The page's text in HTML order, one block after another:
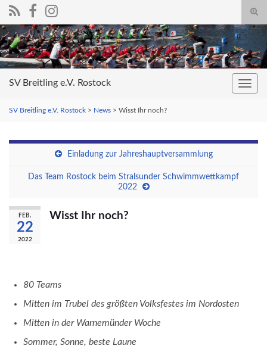
Search for:
SV Breitling e.V. Rostock
SV Breitling e.V. Rostock > News > Wisst Ihr noch?
Einladung zur Jahreshauptversammlung
Das Team Rostock beim Stralsunder Schwimmwettkampf
2022
FEB.
22
2022
Wisst Ihr noch?
80 Teams
Mitten im Trubel des größten Volksfestes im Nordosten
Mitten in der Warnemünder Woche
Sommer, Sonne, beste Laune